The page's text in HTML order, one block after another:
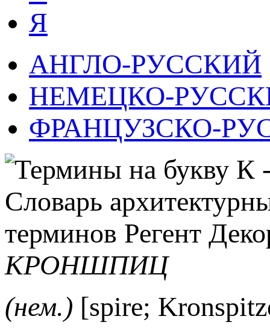
Я
АНГЛО-РУССКИЙ
НЕМЕЦКО-
ФРАНЦУЗСКО-
КРОНШПИЦ
(нем.) [spire;